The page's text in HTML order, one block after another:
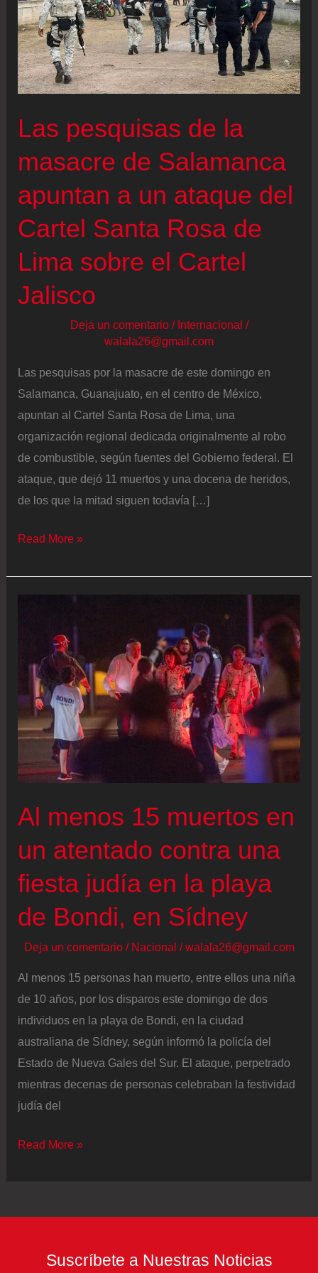
Las pesquisas de la
masacre de Salamanca
apuntan a un ataque del
Cartel Santa Rosa de
Lima sobre el Cartel
Jalisco
Deja un comentario / Internacional /
walala26@gmail.com
Las pesquisas por la masacre de este domingo en
Salamanca, Guanajuato, en el centro de México,
apuntan al Cartel Santa Rosa de Lima, una
organización regional dedicada originalmente al robo
de combustible, según fuentes del Gobierno federal. El
ataque, que dejó 11 muertos y una docena de heridos,
de los que la mitad siguen todavía […]
Las
de
Salamanca
apuntan
un
ataque
del
Santa
de
Lima
el
Cartel
Read More »
Al menos 15 muertos en
un atentado contra una
fiesta judía en la playa
de Bondi, en Sídney
Deja un comentario / Nacional /walala26@gmail.com
Al menos 15 personas han muerto, entre ellos una niña
de 10 años, por los disparos este domingo de dos
individuos en la playa de Bondi, en la ciudad
australiana de Sídney, según informó la policía del
Estado de Nueva Gales del Sur. El ataque, perpetrado
mientras decenas de personas celebraban la festividad
judía del
Al
Read More »
Suscríbete a Nuestras Noticias